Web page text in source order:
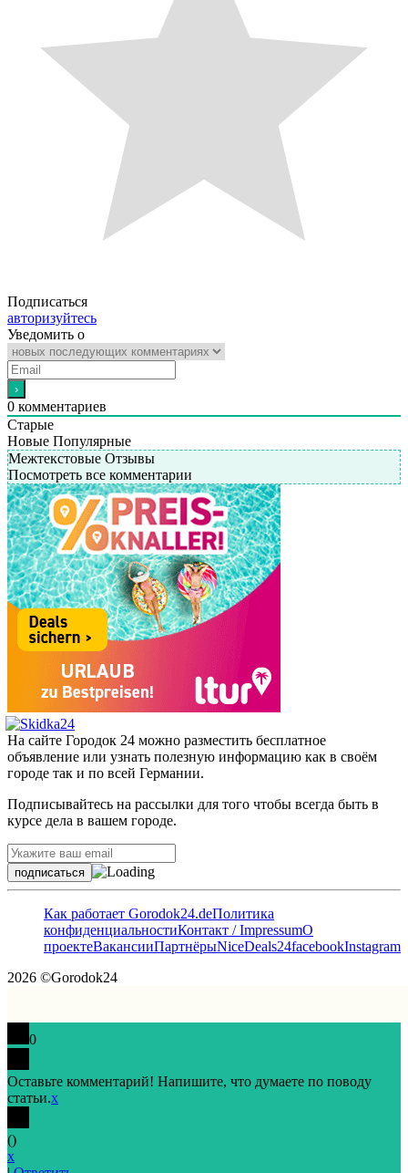
Подписаться
авторизуйтесь
Уведомить о
0 комментариев
Старые
Новые Популярные
Межтекстовые Отзывы
Посмотреть все комментарии
На сайте Городок 24 можно разместить бесплатное
объявление или узнать полезную информацию как в своём
городе так и по всей Германии.
Подписывайтесь на рассылки для того чтобы всегда быть в
курсе дела в вашем городе.
Как работает Gorodok24.deПолитика
конфиденциальностиКонтакт / ImpressumО
проектеВакансииПартнёрыNiceDeals24facebookInstagram
2026 ©Gorodok24
0
Оставьте комментарий! Напишите, что думаете по поводу
статьи.x
()
x